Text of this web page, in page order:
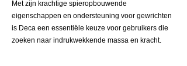
Met zijn krachtige spieropbouwende
eigenschappen en ondersteuning voor gewrichten
is Deca een essentiële keuze voor gebruikers die
zoeken naar indrukwekkende massa en kracht.